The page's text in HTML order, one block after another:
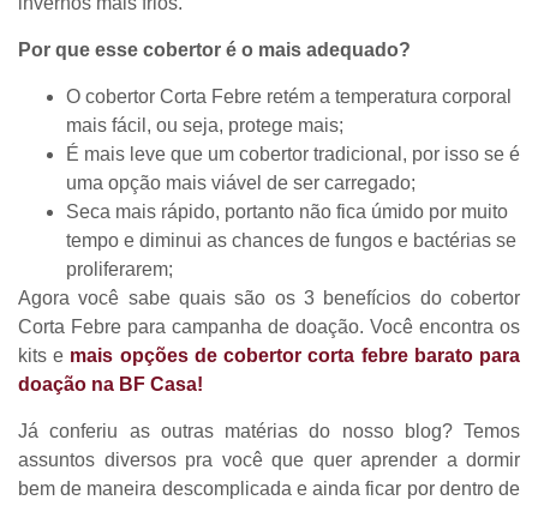
Por que esse cobertor é o mais adequado?
O cobertor Corta Febre retém a temperatura corporal
mais fácil, ou seja, protege mais;
É mais leve que um cobertor tradicional, por isso se é
uma opção mais viável de ser carregado;
Seca mais rápido, portanto não fica úmido por muito
tempo e diminui as chances de fungos e bactérias se
proliferarem;
Agora você sabe quais são os 3 benefícios do cobertor
Corta Febre para campanha de doação. Você encontra os
kits e mais opções de cobertor corta febre barato para
doação na BF Casa!
Já conferiu as outras matérias do nosso blog? Temos
assuntos diversos pra você que quer aprender a dormir
bem de maneira descomplicada e ainda ficar por dentro de